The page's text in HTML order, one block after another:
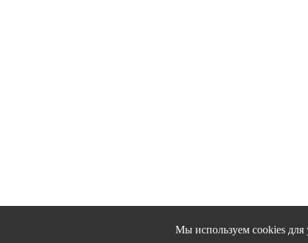
Мы используем cookies для